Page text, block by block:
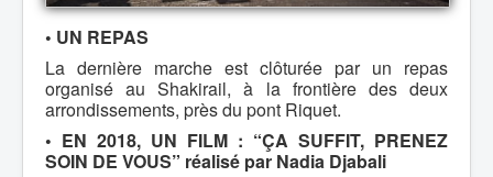
• UN REPAS
La dernière marche est clôturée par un repas
organisé au Shakirail, à la frontière des deux
arrondissements, près du pont Riquet.
• EN 2018, UN FILM : “ÇA SUFFIT, PRENEZ
SOIN DE VOUS” réalisé par Nadia Djabali